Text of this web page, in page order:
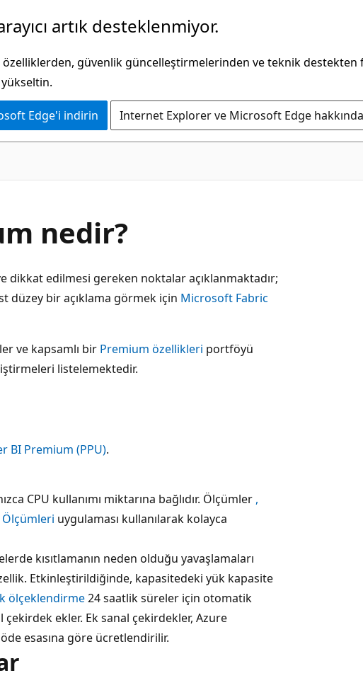
artık desteklenmiyor.
özelliklerden, güvenlik güncelleştirmelerinden ve teknik
yükseltin.
Edge'i indirin Internet Explorer ve Microsoft Edge
nedir?
dikkat edilmesi gereken noktalar açıklanmaktadır;
düzey bir açıklama görmek için Microsoft Fabric
ve kapsamlı bir Premium özellikleri portföyü
listelemektedir.
BI Premium (PPU).
CPU kullanımı miktarına bağlıdır. Ölçümler ,
uygulaması kullanılarak kolayca
kısıtlamanın neden olduğu yavaşlamaları
Etkinleştirildiğinde, kapasitedeki yük kapasite
ölçeklendirme24 saatlik süreler için otomatik
ekler. Ek sanal çekirdekler, Azure
esasına göre ücretlendirilir.